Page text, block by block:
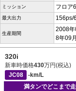
ミッション フロア
最大出力 156ps/
生産期間
2008
8年09月
320i
新車時価格430万円(税込)
JC08
-km/L
満タンでどこまで